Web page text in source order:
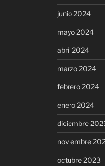
junio 2024
mayo 2024
abril 2024
marzo 2024
febrero 2024
enero 2024
diciembre
noviembre
octubre 2023